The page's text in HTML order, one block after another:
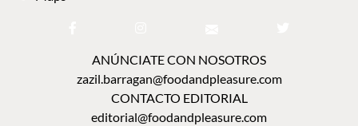
ANÚNCIATE CON NOSOTROS
zazil.barragan@foodandpleasure.com
CONTACTO EDITORIAL
editorial@foodandpleasure.com